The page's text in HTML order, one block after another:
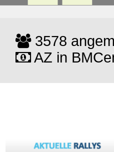
3578
AZ in